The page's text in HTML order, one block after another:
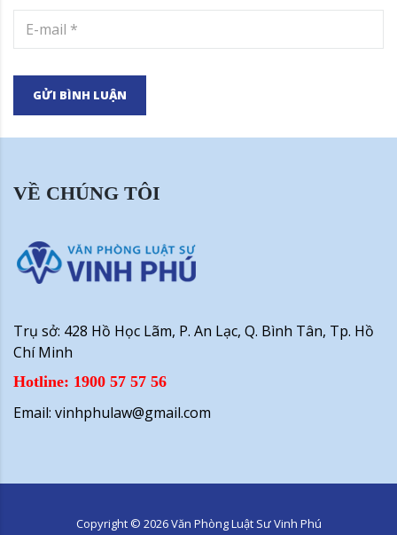
GỬI BÌNH LUẬN
VỀ CHÚNG TÔI
Trụ sở: 428 Hồ Học Lãm, P. An Lạc, Q. Bình Tân, Tp. Hồ
Chí Minh
Hotline: 1900 57 57 56
Email: vinhphulaw@gmail.com
Copyright © 2026Văn Phòng Luật Sư Vinh Phú